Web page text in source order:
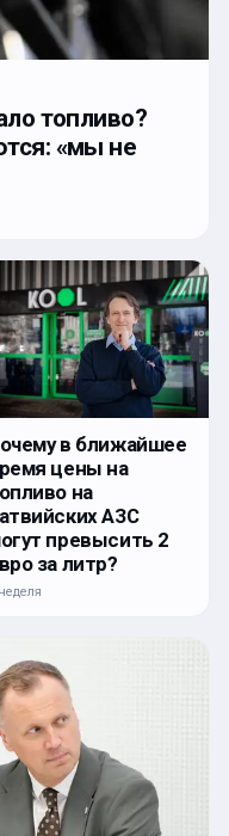
топливо?
«мы не
в ближайшее
цены на
на
АЗС
превысить 2
за литр?